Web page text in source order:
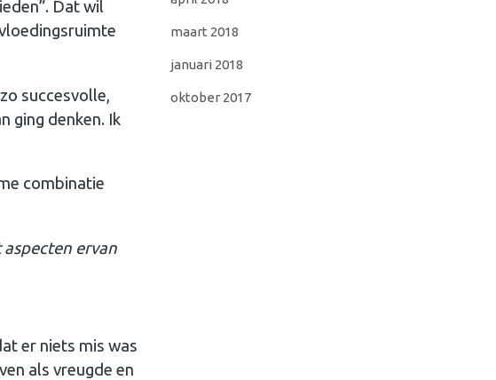
Dat wil
succesvolle,
ging denken. Ik
combinatie
ervan
er niets mis was
als vreugde en
maart 2018
januari 2018
oktober 2017